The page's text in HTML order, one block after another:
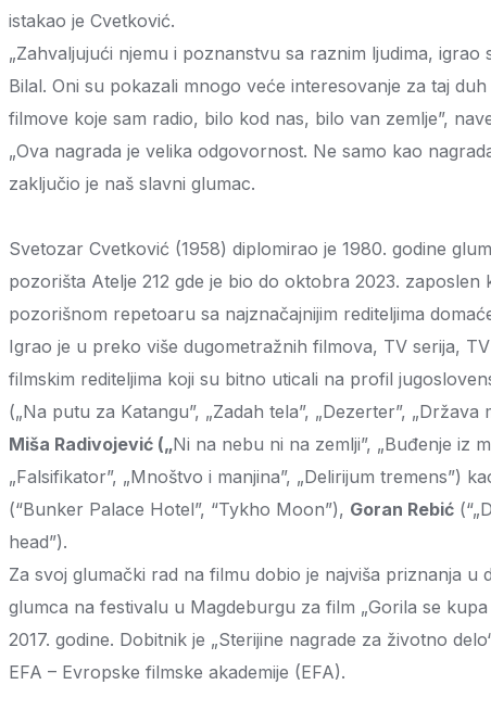
istakao je Cvetković.
„Zahvaljujući njemu i poznanstvu sa raznim ljudima,
Bilal. Oni su pokazali mnogo veće interesovanje za taj
filmove koje sam radio, bilo kod nas, bilo van zemlje”,
„Ova nagrada je velika odgovornost. Ne samo kao
zaključio je naš slavni glumac.
Svetozar Cvetković (1958) diplomirao je 1980. godine
pozorišta Atelje 212 gde je bio do oktobra 2023.
pozorišnom repetoaru sa najznačajnijim rediteljima
Igrao je u preko više dugometražnih filmova, TV serija,
filmskim rediteljima koji su bitno uticali na profil
(„Na putu za Katangu”, „Zadah tela”, „Dezerter”, „Država
Miša Radivojević („Ni na nebu ni na zemlji”, „Buđenje iz
„Falsifikator”, „Mnoštvo i manjina”, „Delirijum tremens”)
(“Bunker Palace Hotel”, “Tykho Moon”), Goran Rebić
head”).
Za svoj glumački rad na filmu dobio je najviša priznanja
glumca na festivalu u Magdeburgu za film „Gorila se
2017. godine. Dobitnik je „Sterijine nagrade za životno
EFA – Evropske filmske akademije (EFA).